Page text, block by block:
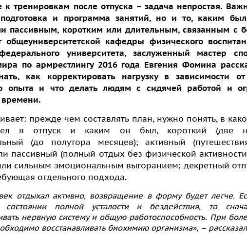
к тренировкам после отпуска – задача непростая.
и программа занятий, но и то, каким
пассивным, коротким или длительным, связанным с
кафедры физического
университета, заслуженный мастер
по армрестлингу 2016 года Евгения Фомина
как корректировать нагрузку в зависимости
опыта и что делать людям с сидячей работой и
времени.
прежде чем составлять план, нужно понять, в
в отпуск и каким он был, короткий (две
(до полутора месяцев); активный
пассивный (полный отдых без физической
сильным эмоциональным выгоранием; декретный
отдельного подхода.
отдыхал активно, возвращение в форму будет легче.
полной усталости и бездействия, то
нервную систему и общую работоспособность. При
восстанавливать биохимию организма», –